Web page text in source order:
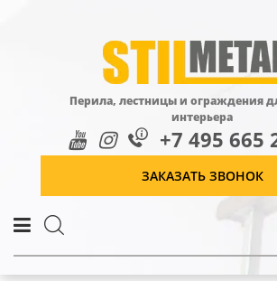
Перила, лестницы и ограждения
интерьера
+7 495 665
ЗАКАЗАТЬ ЗВОНОК